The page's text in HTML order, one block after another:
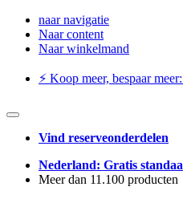
naar navigatie
Naar content
Naar winkelmand
⚡️ Koop meer, bespaar
Vind reserveonderdelen
Nederland: Gratis
Meer dan 11.100 producten